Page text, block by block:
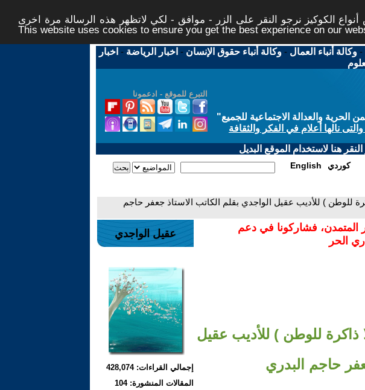
الكوكيز نرجو النقر على الزر - موافق - لكي لاتظهر هذه الرسالة مرة اخرى -
This website uses cookies to ensure you get the best experience on our
-وكالة أنباء العمال -وكالة أنباء حقوق الإنسان - اخبار الرياضة - اخبار
التبرع للموقع - ادعمونا
والعدالة الاجتماعية للجميع"
نالها أعلام في الفكر والثقافة
هنا لاستخدام الموقع البديل
English كوردي
للوطن ) للأديب عقيل الواجدي بقلم الكاتب الاستاذ جعفر حاجم
المتمدن، فشاركونا في دعم
الحر
للوطن ) للأديب عقيل
حاجم البدري
عقيل الواجدي
إجمالي القراءات: 428,074
المقالات المنشورة: 104